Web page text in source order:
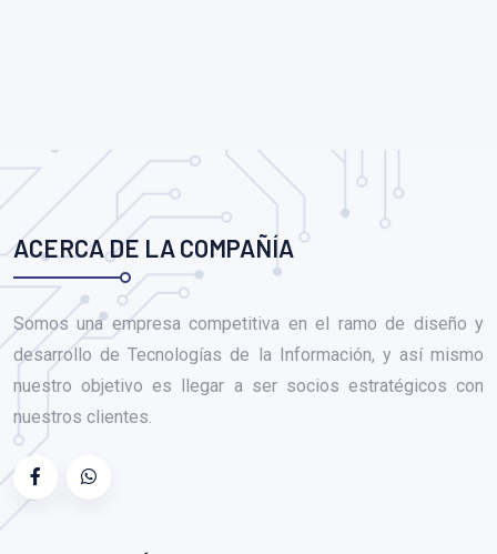
ACERCA DE LA COMPAÑÍA
Somos una empresa competitiva en el ramo de diseño y
desarrollo de Tecnologías de la Información, y así mismo
nuestro objetivo es llegar a ser socios estratégicos con
nuestros clientes.